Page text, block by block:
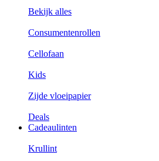
Bekijk alles
Consumentenrollen
Cellofaan
Kids
Zijde vloeipapier
Deals
Cadeaulinten
Krullint